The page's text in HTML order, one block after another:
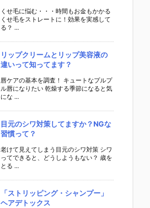
くせ毛に悩む・・・時間もお金もかかる
くせ毛をストレートに！効果を実感して
る？ ...
リップクリームとリップ美容液の
違いって知ってます？
唇ケアの基本を調査！ キュートなプルプ
ル唇になりたい 乾燥する季節になると気
にな ...
目元のシワ対策してますか？NGな
習慣って？
老けて見えてしまう目元のシワ対策 シワ
ってできると、どうしようもない？ 歳を
とる ...
「ストリッピング・シャンプー」
ヘアデトックス